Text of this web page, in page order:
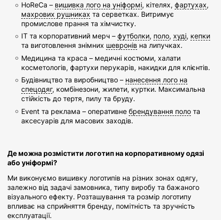
HoReCa – вишивка лого на уніформі, кітелях, фартухах,
махрових рушниках та серветках. Витримує
промислове прання та хімчистку.
IT та корпоративний мерч – футболки, поло, худі, кепки
та виготовлення знімних шевронів на липучках.
Медицина та краса – медичні костюми, халати
косметологів, фартухи перукарів, накидки для клієнтів.
Будівництво та виробництво – нанесення лого на
спецодяг, комбінезони, жилети, куртки. Максимальна
стійкість до тертя, пилу та бруду.
Event та реклама – оперативне брендування поло та
аксесуарів для масових заходів.
Де можна розмістити логотип на корпоративному одязі
або уніформі?
Ми виконуємо вишивку логотипів на різних зонах одягу,
залежно від задачі замовника, типу виробу та бажаного
візуального ефекту. Розташування та розмір логотипу
впливає на сприйняття бренду, помітність та зручність
експлуатації.